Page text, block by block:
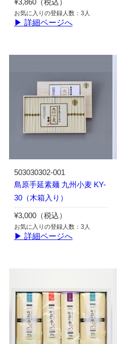
¥3,860（税込）
お気に入りの登録人数：3人
▶ 詳細ページへ
503030302-001
島原手延素麺 九州小麦 KY-
30（木箱入り）
¥3,000（税込）
お気に入りの登録人数：3人
▶ 詳細ページへ